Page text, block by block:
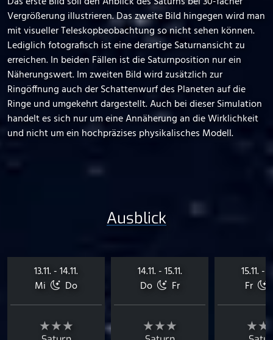
Vergrößerung illustrieren. Das zweite Bild hingegen wird man
mit visueller Teleskopbeobachtung so nicht sehen können.
Lediglich fotografisch ist eine derartige Saturnansicht zu
erreichen. In beiden Fällen ist die Saturnposition nur ein
Näherungswert. Im zweiten Bild wird zusätzlich zur
Ringöffnung auch der Schattenwurf des Planeten auf die
Ringe und umgekehrt dargestellt. Auch bei dieser Simulation
handelt es sich nur um eine Annäherung an die Wirklichkeit
und nicht um ein hochpräzises physikalisches Modell.
Ausblick
13.11. - 14.11.
Mi
Do
★★★
14.11. - 15.11.
Do
Fr
★★★
15.11. -
Fr